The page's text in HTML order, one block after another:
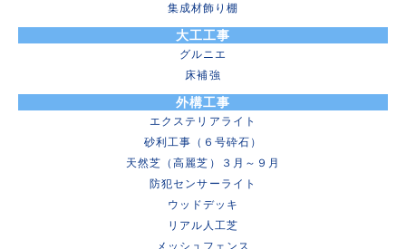
集成材飾り棚
大工工事
グルニエ
床補強
外構工事
エクステリアライト
砂利工事（６号砕石）
天然芝（高麗芝）３月～９月
防犯センサーライト
ウッドデッキ
リアル人工芝
メッシュフェンス